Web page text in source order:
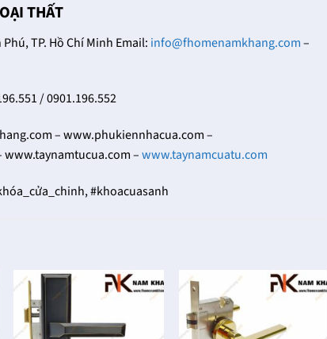
THẤT
TP. Hồ Chí Minh Email: info@fhomenamkhang.com–
/ 0901.196.552
– www.phukiennhacua.com –
–www.taynamcuatu.com
#khoacuasanh